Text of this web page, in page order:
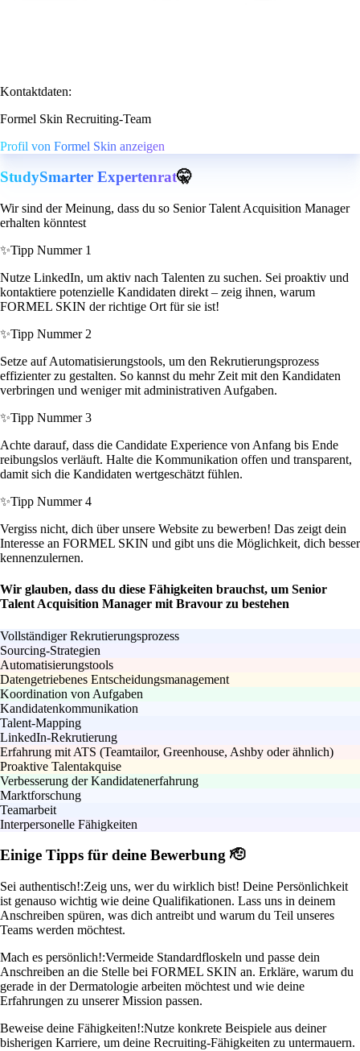
Kontaktdaten:
Formel Skin Recruiting-Team
Profil von Formel Skin anzeigen
StudySmarter Expertenrat🤫
Wir sind der Meinung, dass du so Senior Talent Acquisition Manager
erhalten könntest
✨Tipp Nummer 1
Nutze LinkedIn, um aktiv nach Talenten zu suchen. Sei proaktiv und
kontaktiere potenzielle Kandidaten direkt – zeig ihnen, warum
FORMEL SKIN der richtige Ort für sie ist!
✨Tipp Nummer 2
Setze auf Automatisierungstools, um den Rekrutierungsprozess
effizienter zu gestalten. So kannst du mehr Zeit mit den Kandidaten
verbringen und weniger mit administrativen Aufgaben.
✨Tipp Nummer 3
Achte darauf, dass die Candidate Experience von Anfang bis Ende
reibungslos verläuft. Halte die Kommunikation offen und transparent,
damit sich die Kandidaten wertgeschätzt fühlen.
✨Tipp Nummer 4
Vergiss nicht, dich über unsere Website zu bewerben! Das zeigt dein
Interesse an FORMEL SKIN und gibt uns die Möglichkeit, dich besser
kennenzulernen.
Wir glauben, dass du diese Fähigkeiten brauchst, um Senior
Talent Acquisition Manager mit Bravour zu bestehen
Vollständiger Rekrutierungsprozess
Sourcing-Strategien
Automatisierungstools
Datengetriebenes Entscheidungsmanagement
Koordination von Aufgaben
Kandidatenkommunikation
Talent-Mapping
LinkedIn-Rekrutierung
Erfahrung mit ATS (Teamtailor, Greenhouse, Ashby oder ähnlich)
Proaktive Talentakquise
Verbesserung der Kandidatenerfahrung
Marktforschung
Teamarbeit
Interpersonelle Fähigkeiten
Einige Tipps für deine Bewerbung 🫡
Sei authentisch!:Zeig uns, wer du wirklich bist! Deine Persönlichkeit
ist genauso wichtig wie deine Qualifikationen. Lass uns in deinem
Anschreiben spüren, was dich antreibt und warum du Teil unseres
Teams werden möchtest.
Mach es persönlich!:Vermeide Standardfloskeln und passe dein
Anschreiben an die Stelle bei FORMEL SKIN an. Erkläre, warum du
gerade in der Dermatologie arbeiten möchtest und wie deine
Erfahrungen zu unserer Mission passen.
Beweise deine Fähigkeiten!:Nutze konkrete Beispiele aus deiner
bisherigen Karriere, um deine Recruiting-Fähigkeiten zu untermauern.